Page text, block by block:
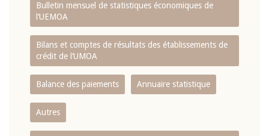
Bulletin mensuel de statistiques économiques de
l‘UEMOA
Bilans et comptes de résultats des établissements de
crédit de l‘UMOA
Balance des paiements Annuaire statistique
Autres